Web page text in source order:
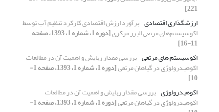
221]
ارزشگذاری اقتصادی برآورد ارزش اقتصادی کارکرد تنظیم آب توسط
اکوسیستم‌های مرتعی البرز مرکزی [دوره 1، شماره 1، 1393، صفحه
11-16]
اکوسیستم های مرتعی بررسی مقدار ربایش و اهمیت آن در مطالعات
اکوهیدرولوژی در گیاهان مرتعی [دوره 1، شماره 1، 1393، صفحه 1-
10]
اکوهیدرولوژی بررسی مقدار ربایش و اهمیت آن در مطالعات
اکوهیدرولوژی در گیاهان مرتعی [دوره 1، شماره 1، 1393، صفحه 1-